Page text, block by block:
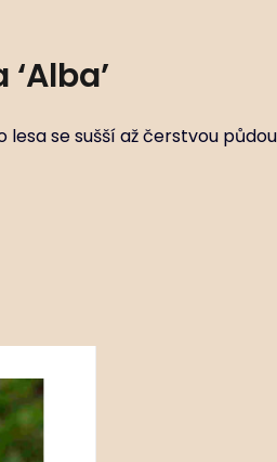
se sušší až čerstvou
se